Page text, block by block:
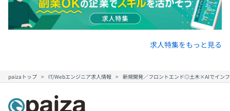
求人特集をもっと見る
paizaトップ IT/Webエンジニア求人情報 新規開発／フロントエンド◎土木×AIでイン